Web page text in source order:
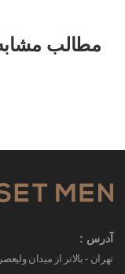
مطالب
آدرس :
تهران - بالاتر از میدان